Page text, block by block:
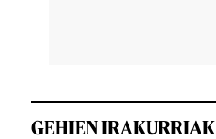
GEHIEN IRAKURRIAK